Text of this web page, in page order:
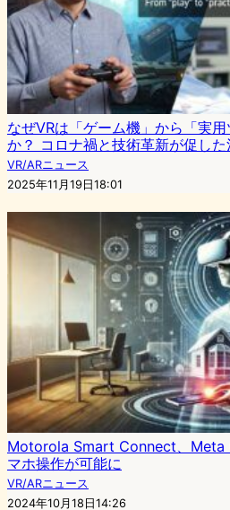
なぜVRは「ゲーム機」から「実
か？ コロナ禍と技術革新が促し
VR/ARニュース
2025年11月19日18:01
Motorola Smart Connect、Meta
マホ操作が可能に
VR/ARニュース
2024年10月18日14:26